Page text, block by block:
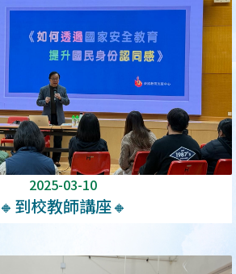
2025-03-10
🔸到校教師講座🔸